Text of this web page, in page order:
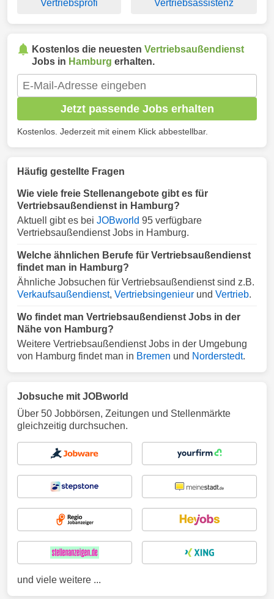
Vertriebsprofi Vertriebsassistenz
Kostenlos die neuesten Vertriebsaußendienst
Jobs in Hamburg erhalten.
Jetzt passende Jobs erhalten
Kostenlos. Jederzeit mit einem Klick abbestellbar.
Häufig gestellte Fragen
Wie viele freie Stellenangebote gibt es für
Vertriebsaußendienst in Hamburg?
Aktuell gibt es bei JOBworld 95 verfügbare
Vertriebsaußendienst Jobs in Hamburg.
Welche ähnlichen Berufe für Vertriebsaußendienst
findet man in Hamburg?
Ähnliche Jobsuchen für Vertriebsaußendienst sind z.B.
Verkaufsaußendienst, Vertriebsingenieur und Vertrieb.
Wo findet man Vertriebsaußendienst Jobs in der
Nähe von Hamburg?
Weitere Vertriebsaußendienst Jobs in der Umgebung
von Hamburg findet man in Bremen und Norderstedt.
Jobsuche mit JOBworld
Über 50 Jobbörsen, Zeitungen und Stellenmärkte
gleichzeitig durchsuchen.
und viele weitere ...